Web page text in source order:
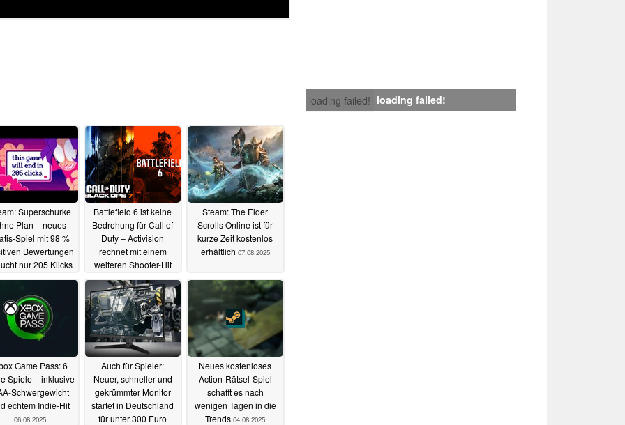
loading failed! loading failed!
Superschurke
Plan – neues
Spiel mit 98 %
Bewertungen
nur 205 Klicks
08.08.2025
Battlefield 6 ist keine
Bedrohung für Call of
Duty – Activision
rechnet mit einem
weiteren Shooter-Hit
07.08.2025
Steam: The Elder
Scrolls Online ist für
kurze Zeit kostenlos
erhältlich 07.08.2025
Game Pass: 6
Spiele – inklusive
Schwergewicht
echtem Indie-Hit
06.08.2025
Auch für Spieler:
Neuer, schneller und
gekrümmter Monitor
startet in Deutschland
für unter 300 Euro
Neues kostenloses
Action-Rätsel-Spiel
schafft es nach
wenigen Tagen in die
Trends 04.08.2025